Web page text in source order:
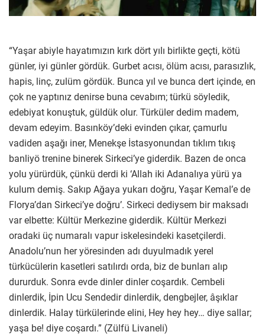
“Yaşar abiyle hayatımızın kırk dört yılı birlikte geçti, kötü
günler, iyi günler gördük. Gurbet acısı, ölüm acısı, parasızlık,
hapis, linç, zulüm gördük. Bunca yıl ve bunca dert içinde, en
çok ne yaptınız denirse buna cevabım; türkü söyledik,
edebiyat konuştuk, güldük olur. Türküler dedim madem,
devam edeyim. Basınköy’deki evinden çıkar, çamurlu
vadiden aşağı iner, Menekşe İstasyonundan tıklım tıkış
banliyö trenine binerek Sirkeci’ye giderdik. Bazen de onca
yolu yürürdük, çünkü derdi ki ‘Allah iki Adanalıya yürü ya
kulum demiş. Sakıp Ağaya yukarı doğru, Yaşar Kemal’e de
Florya’dan Sirkeci’ye doğru’. Sirkeci dediysem bir maksadı
var elbette: Kültür Merkezine giderdik. Kültür Merkezi
oradaki üç numaralı vapur iskelesindeki kasetçilerdi.
Anadolu’nun her yöresinden adı duyulmadık yerel
türkücülerin kasetleri satılırdı orda, biz de bunları alıp
dururduk. Sonra evde dinler dinler coşardık. Cembeli
dinlerdik, İpin Ucu Sendedir dinlerdik, dengbejler, âşıklar
dinlerdik. Halay türkülerinde elini, Hey hey hey… diye sallar;
yaşa be! diye coşardı.” (Zülfü Livaneli)